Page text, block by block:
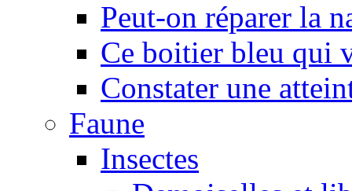
Peut-on réparer la
Ce boitier bleu qui
Constater une
Faune
Insectes